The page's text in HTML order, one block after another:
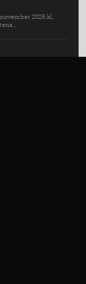
2026 kl.